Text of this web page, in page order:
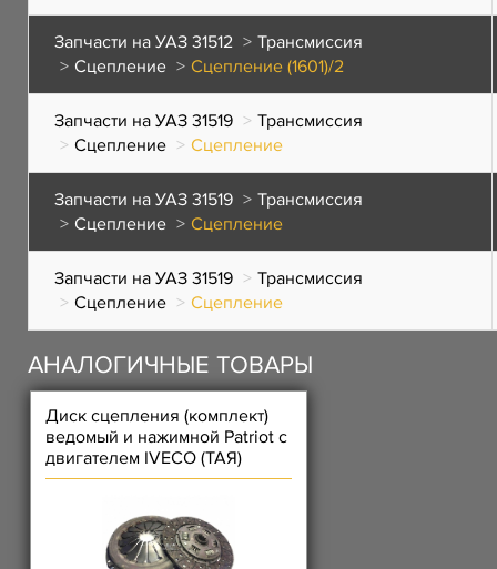
Запчасти на УАЗ 31512
Трансмиссия
Сцепление
Сцепление (1601)/2
Запчасти на УАЗ 31519
Трансмиссия
Сцепление
Сцепление
Запчасти на УАЗ 31519
Трансмиссия
Сцепление
Сцепление
Запчасти на УАЗ 31519
Трансмиссия
Сцепление
Сцепление
АНАЛОГИЧНЫЕ ТОВАРЫ
Диск сцепления (комплект)
ведомый и нажимной Patriot с
двигателем IVECO (ТАЯ)